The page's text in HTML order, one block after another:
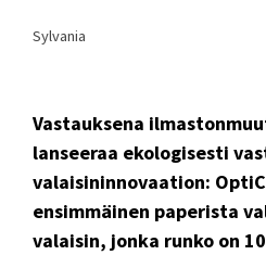
Sylvania
Vastauksena
lanseeraa ekologisesti
valaisininnovaation:
ensimmäinen paperista
valaisin, jonka runko on